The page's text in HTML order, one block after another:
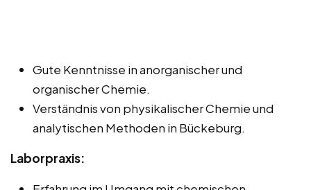
Gute Kenntnisse in anorganischer und
organischer Chemie.
Verständnis von physikalischer Chemie und
analytischen Methoden in Bückeburg.
Laborpraxis: